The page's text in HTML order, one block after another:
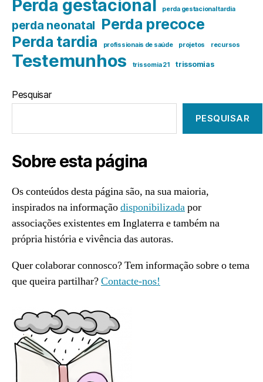
Perda gestacional perda gestacional tardia
perda neonatal Perda precoce
Perda tardia
profissionais de saúde projetos recursos
Testemunhos trissomia 21 trissomias
Pesquisar
PESQUISAR
Sobre esta página
Os conteúdos desta página são, na sua maioria,
inspirados na informaçãodisponibilizadapor
associações existentes em Inglaterra e também na
própria história e vivência das autoras.
Quer colaborar connosco? Tem informação sobre o tema
que queira partilhar?Contacte-nos!